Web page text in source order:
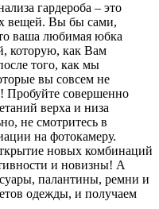
гардероба – это
вещей. Вы бы сами,
ваша любимая юбка
которую, как Вам
того, как мы
вы совсем не
Пробуйте совершенно
верха и низа
не смотритесь в
на фотокамеру.
новых комбинаций
и новизны! А
палантины, ремни и
одежды, и получаем